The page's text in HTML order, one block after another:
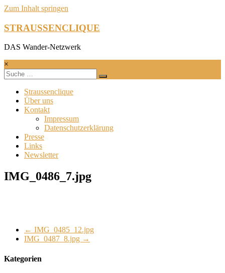
Zum Inhalt springen
STRAUSSENCLIQUE
DAS Wander-Netzwerk
×
Straussenclique
Über uns
Kontakt
Impressum
Datenschutzerklärung
Presse
Links
Newsletter
IMG_0486_7.jpg
← IMG_0485_12.jpg
IMG_0487_8.jpg →
Kategorien